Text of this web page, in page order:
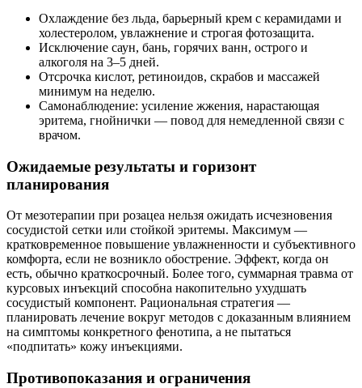
Охлаждение без льда, барьерный крем с керамидами и
холестеролом, увлажнение и строгая фотозащита.
Исключение саун, бань, горячих ванн, острого и
алкоголя на 3–5 дней.
Отсрочка кислот, ретиноидов, скрабов и массажей
минимум на неделю.
Самонаблюдение: усиление жжения, нарастающая
эритема, гнойнички — повод для немедленной связи с
врачом.
Ожидаемые результаты и горизонт
планирования
От мезотерапии при розацеа нельзя ожидать исчезновения
сосудистой сетки или стойкой эритемы. Максимум —
кратковременное повышение увлажненности и субъективного
комфорта, если не возникло обострение. Эффект, когда он
есть, обычно краткосрочный. Более того, суммарная травма от
курсовых инъекций способна накопительно ухудшать
сосудистый компонент. Рациональная стратегия —
планировать лечение вокруг методов с доказанным влиянием
на симптомы конкретного фенотипа, а не пытаться
«подпитать» кожу инъекциями.
Противопоказания и ограничения